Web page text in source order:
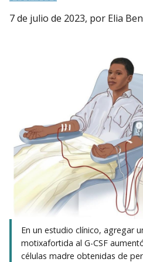
7 de julio de 2023, por Elia
En un estudio clínico, agregar
motixafortida al G-CSF
células madre obtenidas de